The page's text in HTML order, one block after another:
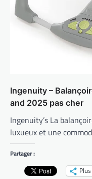
Ingenuity –
and 2025 pas cher
Ingenuity’s La
luxueux et une
Partager :
Plus